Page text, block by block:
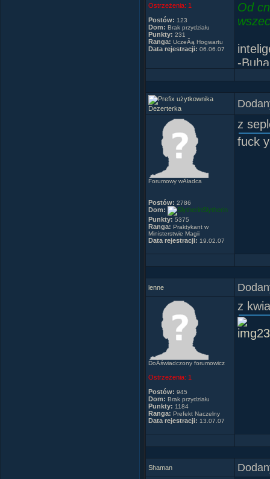
Ostrzeżenia: 1
Postów: 123
Dom: Brak przydziału
Punkty: 231
Ranga: UczeĂą Hogwartu
Data rejestracji: 06.06.07
Od
-
-
-
-
Dezerterka
Forumowy wÂładca
Postów: 2786
Dom:
Slytherin
Punkty: 5375
Ranga: Praktykant w
Ministerstwie Magii
Data rejestracji: 19.02.07
z
fuck
lenne
DoÂświadczony forumowicz
Ostrzeżenia: 1
Postów: 945
Dom: Brak przydziału
Punkty: 1184
Ranga: Prefekt Naczelny
Data rejestracji: 13.07.07
z
Shaman